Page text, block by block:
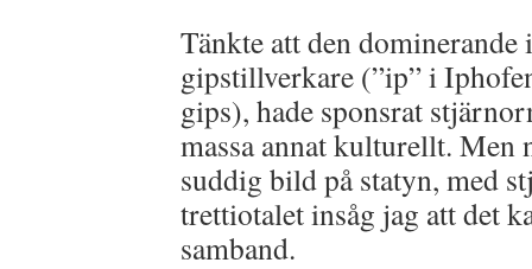
Tänkte att den
gipstillverkare (”ip” i
gips), hade sponsrat
massa annat kulturellt. Men
suddig bild på statyn, med
trettiotalet insåg jag att det
samband.